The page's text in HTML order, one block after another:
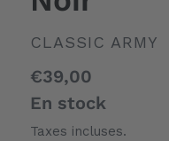
DISTRIBUTEUR
CLASSIC ARMY
Prix
normal
€39,00
En stock
Taxes incluses.